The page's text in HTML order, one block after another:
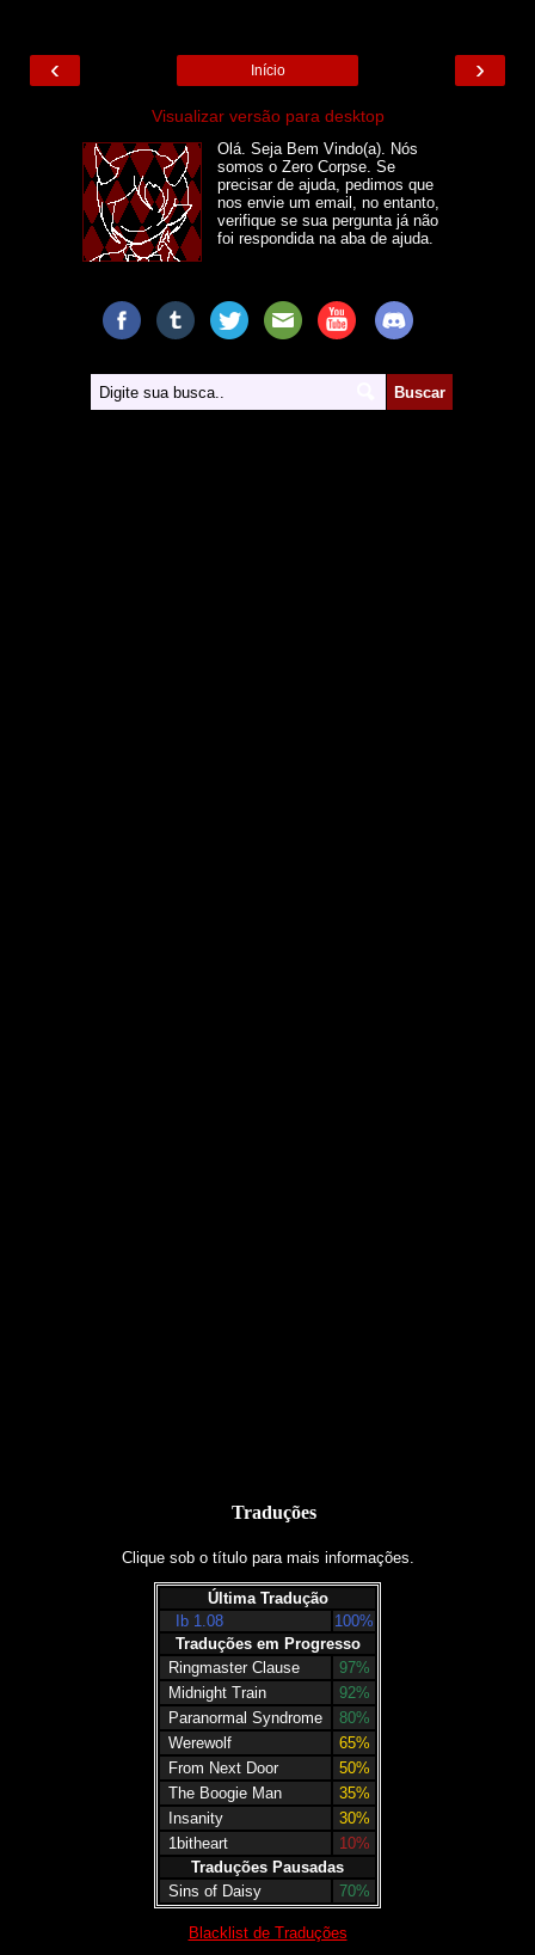
›
‹ Início
Visualizar versão para desktop
Olá. Seja Bem Vindo(a). Nós
somos o Zero Corpse. Se
precisar de ajuda, pedimos que
nos envie um email, no entanto,
verifique se sua pergunta já não
foi respondida na aba de ajuda.
Traduções
Clique sob o título para mais informações.
Última Tradução
Ib 1.08
100%
Traduções em Progresso
Ringmaster Clause
97%
Midnight Train
92%
Paranormal Syndrome
80%
Werewolf
65%
From Next Door
50%
The Boogie Man
35%
Insanity
30%
1bitheart
10%
Traduções Pausadas
Sins of Daisy
70%
Blacklist de Traduções